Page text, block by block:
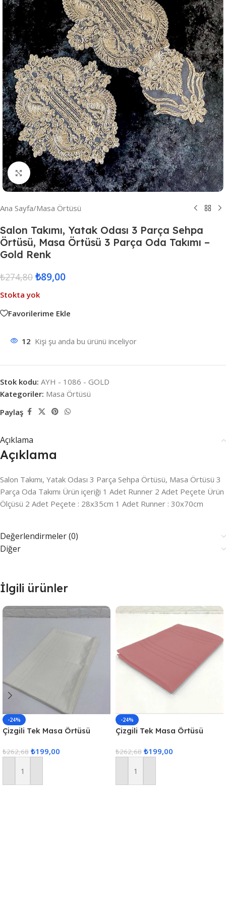
Resmi Büyüt
Ana Sayfa/Masa Örtüsü
Salon Takımı, Yatak Odası 3 Parça Sehpa
Örtüsü, Masa Örtüsü 3 Parça Oda Takımı –
Gold Renk
₺274,80 ₺89,00
Stokta yok
Favorilerime Ekle
12 Kişi şu anda bu ürünü inceliyor
Stok kodu: AYH - 1086 - GOLD
Kategoriler: Masa Örtüsü
Paylaş
Açıklama
Açıklama
Salon Takımı, Yatak Odası 3 Parça Sehpa Örtüsü, Masa Örtüsü 3
Parça Oda Takımı Ürün içeriği 1 Adet Runner 2 Adet Peçete Ürün
Ölçüsü 2 Adet Peçete : 28x35cm 1 Adet Runner : 30x70cm
Değerlendirmeler (0)
Diğer
İlgili ürünler
-24%
Çizgili Tek Masa Örtüsü
₺262,68 ₺199,00
Sepete Ekle
-24%
Çizgili Tek Masa Örtüsü
₺262,68 ₺199,00
Sepete Ekle